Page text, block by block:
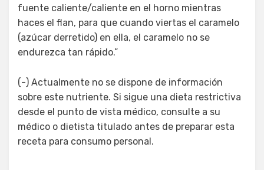
fuente caliente/caliente en el horno mientras
haces el flan, para que cuando viertas el caramelo
(azúcar derretido) en ella, el caramelo no se
endurezca tan rápido.”
(-) Actualmente no se dispone de información
sobre este nutriente. Si sigue una dieta restrictiva
desde el punto de vista médico, consulte a su
médico o dietista titulado antes de preparar esta
receta para consumo personal.